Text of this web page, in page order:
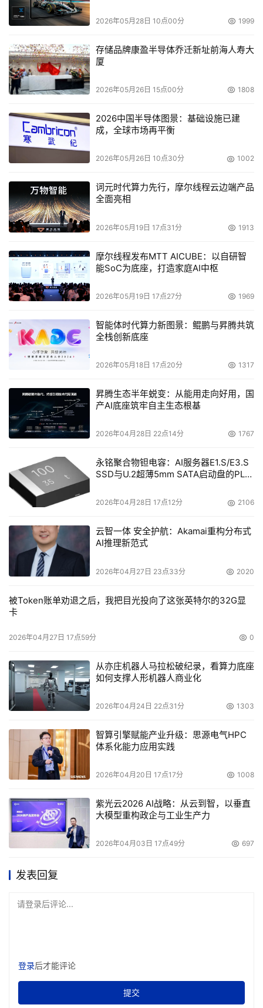
2026年05月28日 10点00分 1999
存储品牌康盈半导体乔迁新址前海人寿大
厦
2026年05月26日 15点00分 1808
2026中国半导体图景：基础设施已建
成，全球市场再平衡
2026年05月26日 10点30分 1002
词元时代算力先行，摩尔线程云边端产品
全面亮相
2026年05月19日 17点31分 1913
摩尔线程发布MTT AICUBE：以自研智
能SoC为底座，打造家庭AI中枢
2026年05月19日 17点27分 1969
智能体时代算力新图景：鲲鹏与昇腾共筑
全栈创新底座
2026年05月18日 17点20分 1317
昇腾生态半年蜕变：从能用走向好用，国
产AI底座筑牢自主生态根基
2026年04月28日 22点14分 1767
永铭聚合物钽电容：AI服务器E1.S/E3.S
SSD与U.2超薄5mm SATA启动盘的PLP
2026年04月28日 17点12分 2106
云智一体 安全护航：Akamai重构分布式
AI推理新范式
2026年04月27日 23点33分 2020
被Token账单劝退之后，我把目光投向了这张英特尔的32G显
卡
2026年04月27日 17点59分 0
从亦庄机器人马拉松破纪录，看算力底座
如何支撑人形机器人商业化
2026年04月24日 22点31分 1303
智算引擎赋能产业升级：思源电气HPC
体系化能力应用实践
2026年04月20日 17点17分 1008
紫光云2026 AI战略：从云到智，以垂直
大模型重构政企与工业生产力
2026年04月03日 17点49分 697
发表回复
请登录后评论...
登录后才能评论
提交